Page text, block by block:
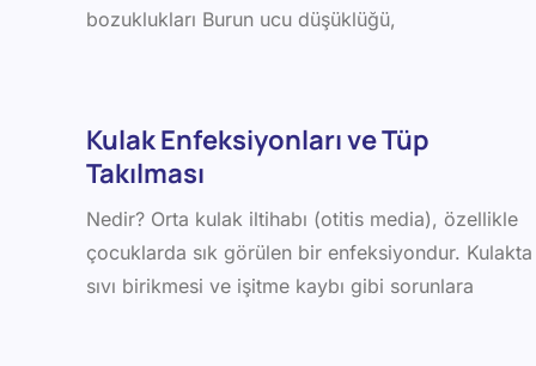
bozuklukları Burun ucu düşüklüğü,
Kulak Enfeksiyonları ve Tüp
Takılması
Nedir? Orta kulak iltihabı (otitis media), özellikle
çocuklarda sık görülen bir enfeksiyondur. Kulakta
sıvı birikmesi ve işitme kaybı gibi sorunlara